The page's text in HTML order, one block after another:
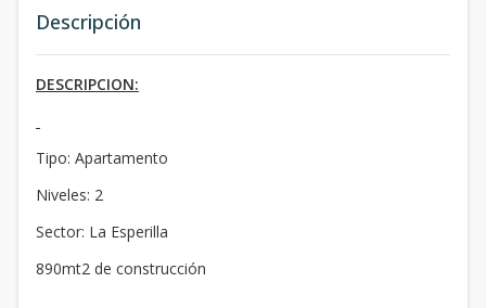
Descripción
DESCRIPCION:
Tipo: Apartamento
Niveles: 2
Sector: La Esperilla
890mt2 de construcción